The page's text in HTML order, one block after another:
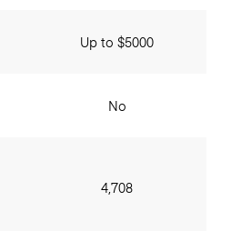
Up to $5000
No
4,708